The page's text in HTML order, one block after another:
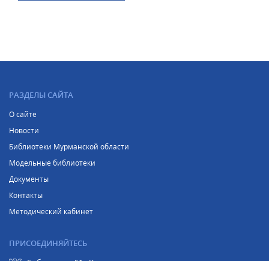
РАЗДЕЛЫ САЙТА
О сайте
Новости
Библиотеки Мурманской области
Модельные библиотеки
Документы
Контакты
Методический кабинет
ПРИСОЕДИНЯЙТЕСЬ